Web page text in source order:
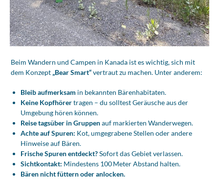
Beim Wandern und Campen in Kanada ist es wichtig, sich mit
dem Konzept „Bear Smart“vertraut zu machen. Unter anderem:
Bleib aufmerksam in bekannten Bärenhabitaten.
Keine Kopfhörertragen – du solltest Geräusche aus der
Umgebung hören können.
Reise tagsüber in Gruppenauf markierten Wanderwegen.
Achte auf Spuren: Kot, umgegrabene Stellen oder andere
Hinweise auf Bären.
Frische Spuren entdeckt?Sofort das Gebiet verlassen.
Sichtkontakt: Mindestens 100 Meter Abstand halten.
Bären nicht füttern oder anlocken.